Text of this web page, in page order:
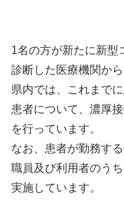
1名の方が新たに新型
診断した医療機関か
県内では、これまで
患者について、濃厚
を行っています。
なお、患者が勤務す
職員及び利用者のう
実施しています。